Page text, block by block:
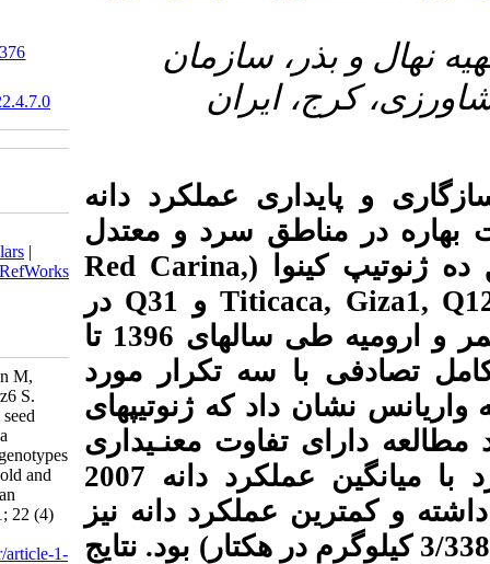
عملکرد دانه
سرد و معتدل
(
Red Carina,
وQ31 در
چهار مکان کرج، شهرکرد، کاشمر و ارومیه طی سال‏های 1396 تا
تکرار مورد
که ژنوتیپ‏های
معنـی‏داری
در شهرکرد با میانگین عملکرد دانه 2007
دانه نیز
در هکتار) بود. نتایج
‎ 10.52547/abj.22.4.376
20.1001.1.15625540.1399.22.4.7.0
Download citation:
BibTeX
RIS EndNote| Medlars
|
ProCite| Reference Manager|RefWorks
Mendeley
Zotero
Bagheri M, Anafjeh Z, Taherian M,
Emami A, Molaie A, Keshavarz6 S.
Assessment of adaptability and seed
yield stability of selected quinoa
(Chenopodium quinoa Willd.) genotypes
in spring cropping systems in cold and
temperate regions of Iran. Iranian
Journal of Crop Sciences. 2021; 22 (4)
URL:http://agrobreedjournal.ir/article-1-